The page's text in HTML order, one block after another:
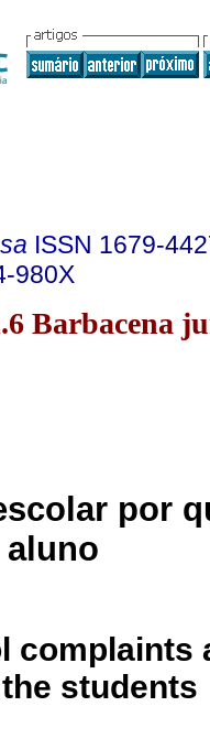
ISSN 1679-
980X
Barbacena
por
aluno
complaints
students